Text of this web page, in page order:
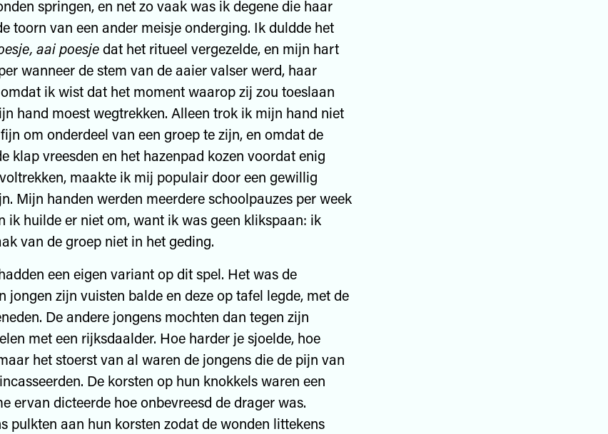
springen, en net zo vaak was ik degene die haar
toorn van een ander meisje onderging. Ik duldde het
aai poesjedat het ritueel vergezelde, en mijn hart
wanneer de stem van de aaier valser werd, haar
ik wist dat het moment waarop zij zou toeslaan
hand moest wegtrekken. Alleen trok ik mijn hand niet
om onderdeel van een groep te zijn, en omdat de
klap vreesden en het hazenpad kozen voordat enig
maakte ik mij populair door een gewillig
Mijn handen werden meerdere schoolpauzes per week
ik huilde er niet om, want ik was geen klikspaan: ik
van de groep niet in het geding.
een eigen variant op dit spel. Het was de
jongen zijn vuisten balde en deze op tafel legde, met de
De andere jongens mochten dan tegen zijn
met een rijksdaalder. Hoe harder je sjoelde, hoe
het stoerst van al waren de jongens die de pijn van
De korsten op hun knokkels waren een
ervan dicteerde hoe onbevreesd de drager was.
pulkten aan hun korsten zodat de wonden littekens